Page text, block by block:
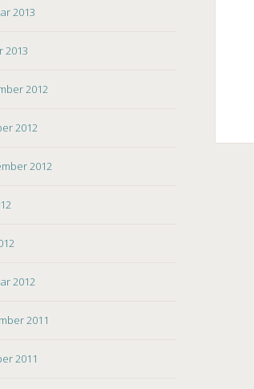
2013
2013
2012
2012
2012
2012
2011
2011